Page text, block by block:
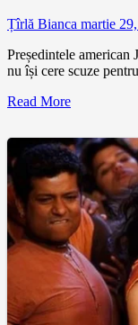
Țîrlă Bianca martie
Președintele american
nu își cere scuze
Read More